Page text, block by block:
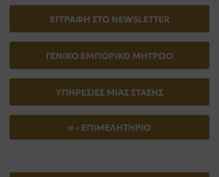
ΕΓΓΡΑΦΗ ΣΤΟ NEWSLETTER
ΓΕΝΙΚΟ ΕΜΠΟΡΙΚΟ ΜΗΤΡΩΟ
ΥΠΗΡΕΣΙΕΣ ΜΙΑΣ ΣΤΑΣΗΣ
e - EΠΙΜΕΛΗΤΗΡΙΟ